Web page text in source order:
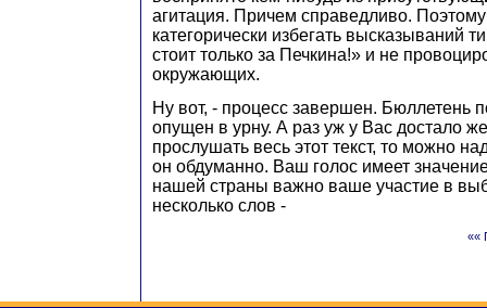
агитация. Причем справедливо. Поэтому
категорически избегать высказываний
стоит только за Печкина!» и не
окружающих.
Ну вот, - процесс завершен. Бюллетень
опущен в урну. А раз уж у Вас достало
прослушать весь этот текст, то можно
он обдуманно. Ваш голос имеет
нашей страны важно ваше участие в
несколько слов -
««